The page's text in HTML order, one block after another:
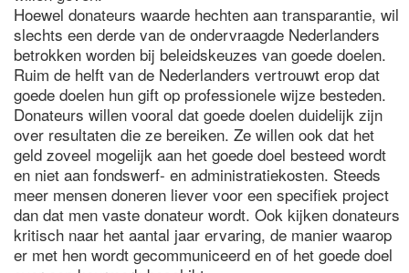
Hoewel donateurs waarde hechten aan transparantie, wil
slechts een derde van de ondervraagde Nederlanders
betrokken worden bij beleidskeuzes van goede doelen.
Ruim de helft van de Nederlanders vertrouwt erop dat
goede doelen hun gift op professionele wijze besteden.
Donateurs willen vooral dat goede doelen duidelijk zijn
over resultaten die ze bereiken. Ze willen ook dat het
geld zoveel mogelijk aan het goede doel besteed wordt
en niet aan fondswerf- en administratiekosten. Steeds
meer mensen doneren liever voor een specifiek project
dan dat men vaste donateur wordt. Ook kijken donateurs
kritisch naar het aantal jaar ervaring, de manier waarop
er met hen wordt gecommuniceerd en of het goede doel